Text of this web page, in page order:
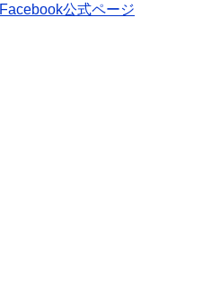
Facebook公式ページ